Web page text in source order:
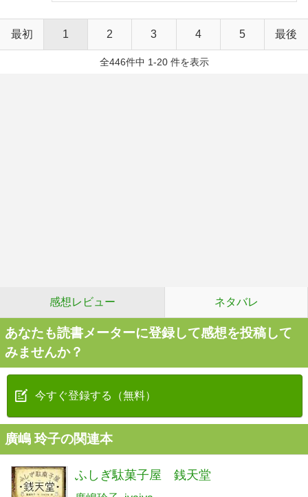
最初 1 2 3 4 5 最後
全446件中 1-20 件を表示
感想レビュー ネタバレ
あなたも読書メーターに登録して感想を投稿して
みませんか？
今すぐ登録する（無料）
廣嶋 玲子の関連本
ふしぎ駄菓子屋 銭天堂